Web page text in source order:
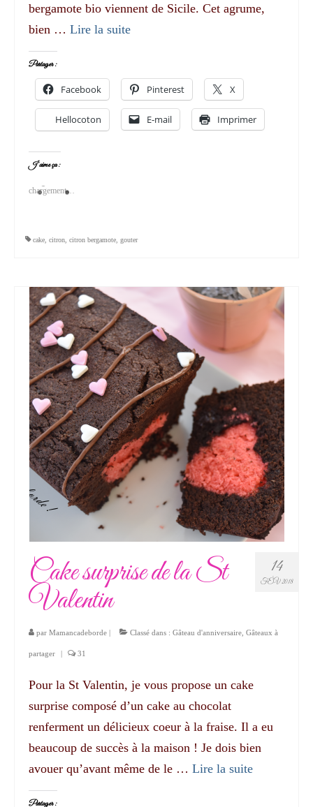
bergamote bio viennent de Sicile. Cet agrume,
bien … Lire la suite­­
Partager :
Facebook Pinterest X
Hellocoton E-mail Imprimer
J’aime ça :
chargement…
cake citron citron bergamote gouter
14
FÉV 2018
Cake surprise de la St
Valentin
par Mamancadeborde | Classé dans : Gâteau d'anniversaire Gâteaux à
partager | 31
Pour la St Valentin, je vous propose un cake
surprise composé d’un cake au chocolat
renferment un délicieux coeur à la fraise. Il a eu
beaucoup de succès à la maison ! Je dois bien
avouer qu’avant même de le … Lire la suite­­
Partager :